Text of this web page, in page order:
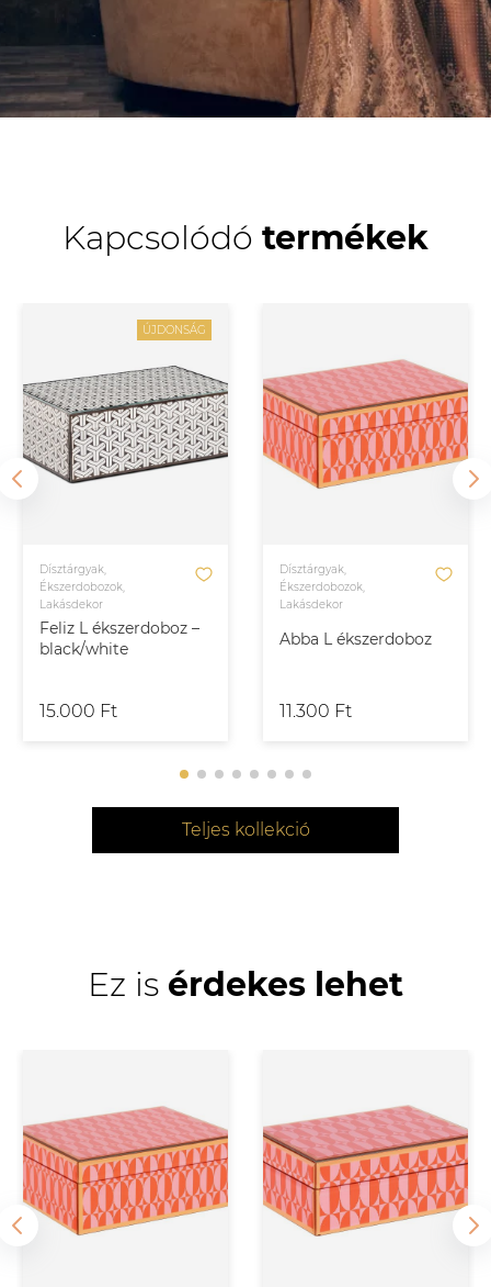
Kapcsolódó termékek
ÚJDONSÁG
Feliz L ékszerdoboz –
black/white
Dísztárgyak,
Ékszerdobozok,
Lakásdekor
15.000 Ft
Abba L ékszerdoboz
Dísztárgyak,
Ékszerdobozok,
Lakásdekor
11.300 Ft
Teljes kollekció
Ez is érdekes lehet